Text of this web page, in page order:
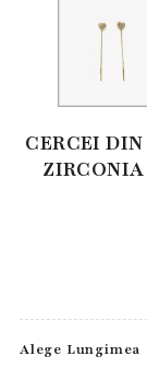
CERCEI
Alege Lungimea